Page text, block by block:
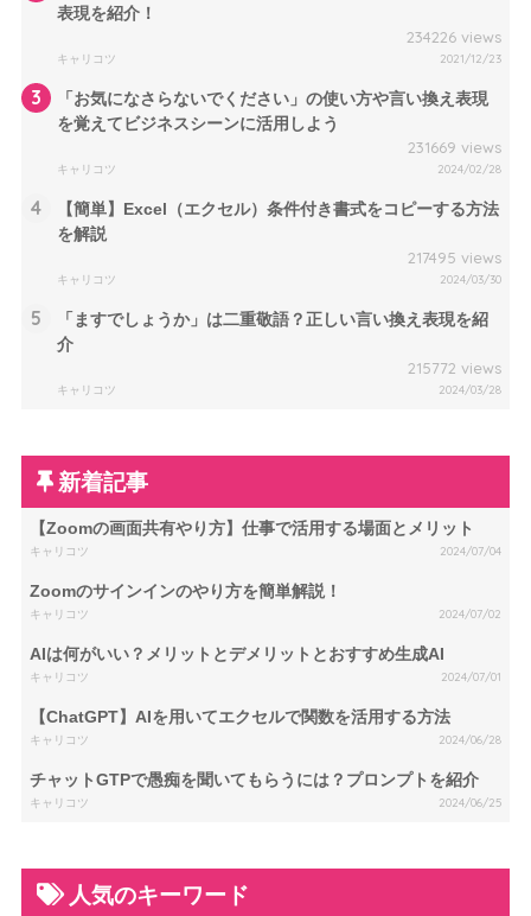
表現を紹介！
234226 views
キャリコツ 2021/12/23
3
「お気になさらないでください」の使い方や言い換え表現
を覚えてビジネスシーンに活用しよう
231669 views
キャリコツ 2024/02/28
4
【簡単】Excel（エクセル）条件付き書式をコピーする方法
を解説
217495 views
キャリコツ 2024/03/30
5
「ますでしょうか」は二重敬語？正しい言い換え表現を紹
介
215772 views
キャリコツ 2024/03/28
新着記事
【Zoomの画面共有やり方】仕事で活用する場面とメリット
キャリコツ 2024/07/04
Zoomのサインインのやり方を簡単解説！
キャリコツ 2024/07/02
AIは何がいい？メリットとデメリットとおすすめ生成AI
キャリコツ 2024/07/01
【ChatGPT】AIを用いてエクセルで関数を活用する方法
キャリコツ 2024/06/28
チャットGTPで愚痴を聞いてもらうには？プロンプトを紹介
キャリコツ 2024/06/25
人気のキーワード